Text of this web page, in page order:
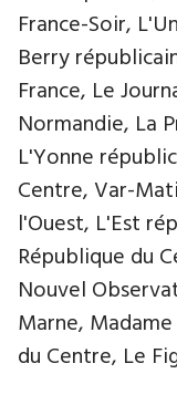
France-Soir,
Berry
France, Le
Normandie, La
L'Yonne
Centre, Var-
l'Ouest, L'Est
République du
Nouvel
Marne,
du Centre, Le